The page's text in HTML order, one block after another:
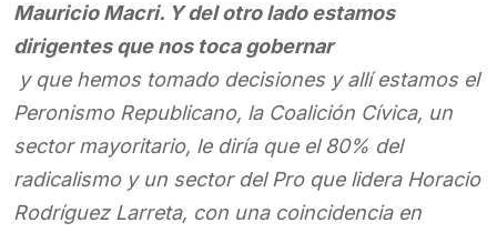
Mauricio Macri. Y del otro lado estamos
dirigentes que nos toca gobernar
y que hemos tomado decisiones y allí estamos el
Peronismo Republicano, la Coalición Cívica, un
sector mayoritario, le diría que el 80% del
radicalismo y un sector del Pro que lidera Horacio
Rodríguez Larreta, con una coincidencia en